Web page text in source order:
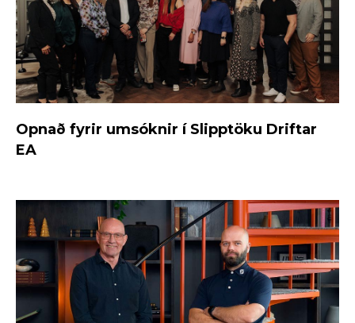
Opnað fyrir umsóknir í Slipptöku Driftar
EA